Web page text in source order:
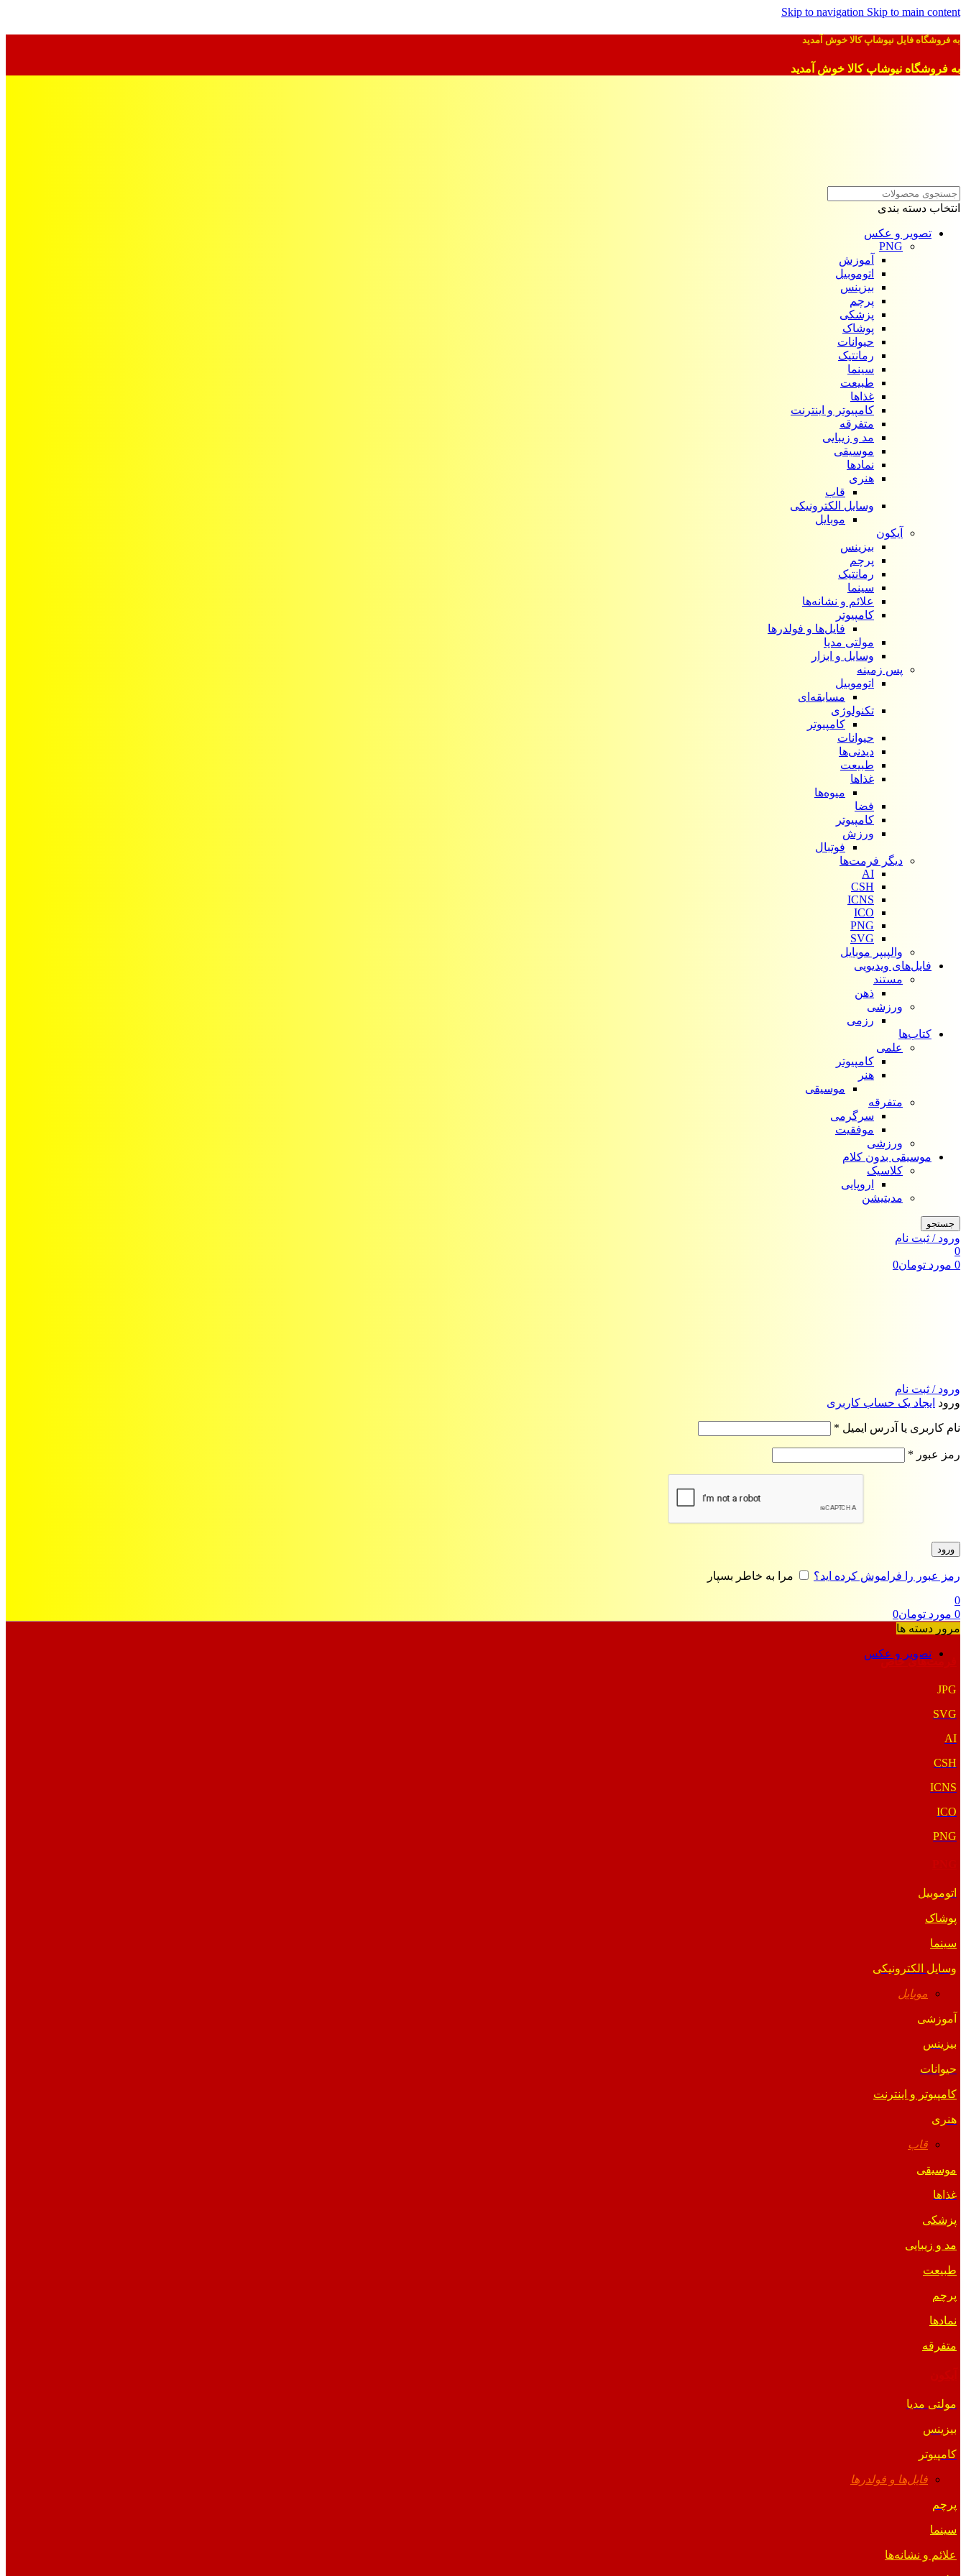
Skip to navigation Skip to main content
به فروشگاه فایل نیوشاپ کالا خوش آمدید
به فروشگاه نیوشاپ کالا خوش آمدید
انتخاب دسته بندی
تصویر و عکس
PNG
آموزش
اتوموبیل
بیزینس
پرچم
پزشکی
پوشاک
حیوانات
رمانتیک
سینما
طبیعت
غذاها
کامپیوتر و اینترنت
متفرقه
مد و زیبایی
موسیقی
نمادها
هنری
قاب
وسایل الکترونیکی
موبایل
آیکون‌
بیزینس
پرچم
رمانتیک
سینما
علائم و نشانه‌ها
کامپیوتر
فایل‌ها و فولدرها
مولتی مدیا
وسایل و ابزار
پس زمینه
اتوموبیل
مسابقه‌ای
تکنولوژی
کامپیوتر
حیوانات
دیدنی‌ها
طبیعت
غذاها
میوه‌ها
فضا
کامپیوتر
ورزش
فوتبال
دیگر فرمت‌ها
AI
CSH
ICNS
ICO
PNG
SVG
والپیپر موبایل
فایل‌های ویدیویی
مستند
ذهن
ورزشی
رزمی
کتاب‌ها
علمی
کامپیوتر
هنر
موسیقی
متفرقه
سرگرمی
موفقیت
ورزشی
موسیقی بدون کلام
کلاسیک
اروپایی
مدیتیشن
جستجو
ورود / ثبت نام
0
0 مورد تومان0
ورود / ثبت نام
ورود ایجاد یک حساب کاربری
نام کاربری یا آدرس ایمیل *
رمز عبور *
ورود
رمز عبور را فراموش کرده اید؟
مرا به خاطر بسپار
0
0 مورد تومان0
مرور دسته ها
تصویر و عکس
فرمت‌های خاص
JPG
SVG
AI
CSH
ICNS
ICO
PNG
اتوموبیل
پوشاک
سینما
وسایل الکترونیکی
موبایل
آموزشی
بیزینس
حیوانات
کامپیوتر و اینترنت
هنری
قاب
موسیقی
غذاها
پزشکی
مد و زیبایی
طبیعت
پرچم
نمادها
متفرقه
مولتی مدیا
بیزینس
کامپیوتر
فایل‌ها و فولدرها
پرچم
سینما
علائم و نشانه‌ها